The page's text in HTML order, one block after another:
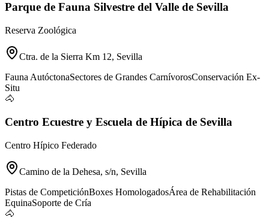
Parque de Fauna Silvestre del Valle de Sevilla
Reserva Zoológica
Ctra. de la Sierra Km 12, Sevilla
Fauna AutóctonaSectores de Grandes CarnívorosConservación Ex-
Situ
🐴
Centro Ecuestre y Escuela de Hípica de Sevilla
Centro Hípico Federado
Camino de la Dehesa, s/n, Sevilla
Pistas de CompeticiónBoxes HomologadosÁrea de Rehabilitación
EquinaSoporte de Cría
🐴